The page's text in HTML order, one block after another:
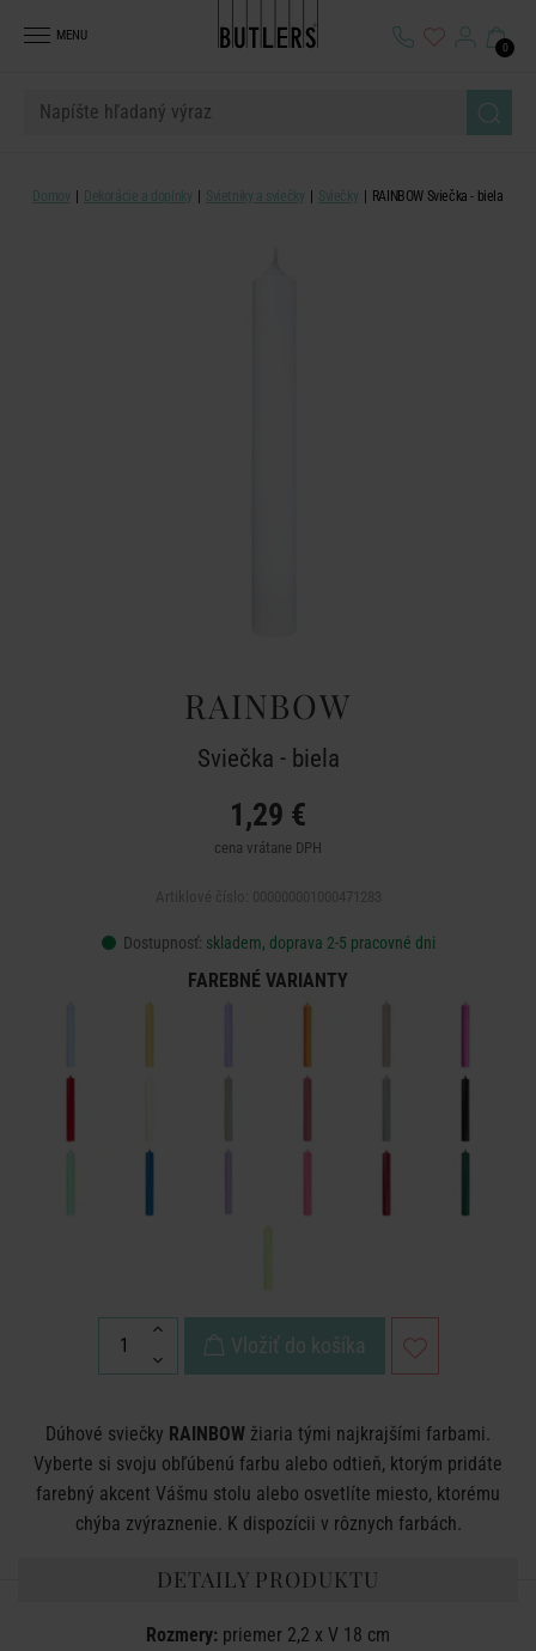
MENU
0
Domov Dekorácie a doplnky Svietniky a sviečky Sviečky RAINBOW Sviečka - biela
RAINBOW
Sviečka - biela
1,29 €
cena vrátane DPH
Dostupnosť: skladem, doprava 2-5 pracovné dni
FAREBNÉ VARIANTY
Vložiť do košíka
Dúhové sviečky RAINBOW žiaria tými najkrajšími farbami.
Vyberte si svoju obľúbenú farbu alebo odtieň, ktorým pridáte
farebný akcent Vášmu stolu alebo osvetlíte miesto, ktorému
chýba zvýraznenie. K dispozícii v rôznych farbách.
DETAILY PRODUKTU
Rozmery: priemer 2,2 x V 18 cm